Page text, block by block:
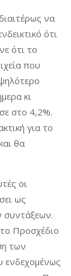
να
ότι
ότι το
που
κι
στο 4,2%.
για το
θα
οι
ως
συντάξεων.
Προσχέδιο
των
ενδεχομένως